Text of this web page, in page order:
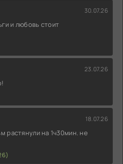
30.07.26
и любовь стоит
23.07.26
18.07.26
растянули на 1ч30мин. не